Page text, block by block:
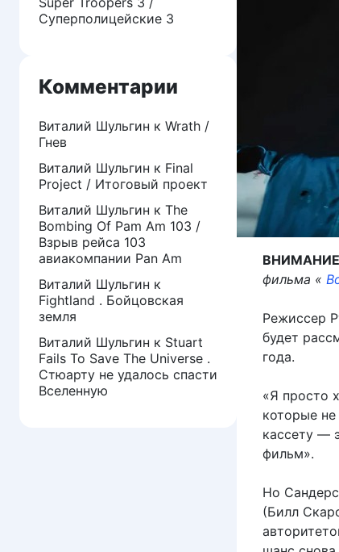
фильма «
Режиссер
будет
года.
«Я просто
которые
кассету —
фильм».
Но
(Билл
Суперполицейские 3
Комментарии
Виталий Шульгин к Wrath /
Гнев
Виталий Шульгин к Final
Project / Итоговый проект
Виталий Шульгин к The
Bombing Of Pam Am 103 /
Взрыв рейса 103
авиакомпании Pan Am
Виталий Шульгин к
Fightland . Бойцовская
земля
Виталий Шульгин к Stuart
Fails To Save The Universe .
Стюарту не удалось спасти
Вселенную